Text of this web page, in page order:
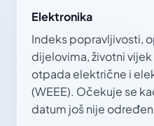
Elektronika
Indeks popravljivosti,
dijelovima, životni
otpada električne i
(WEEE). Očekuje se
datum još nije